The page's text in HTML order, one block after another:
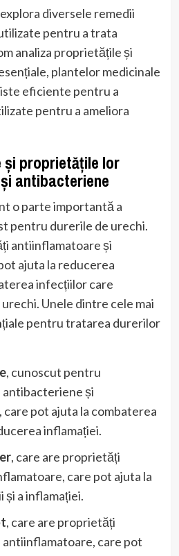
diversele remedii
pentru a trata
analiza proprietățile și
plantelor medicinale
eficiente pentru a
pentru a ameliora
și proprietățile lor
antibacteriene
o parte importantă a
pentru durerile de urechi.
antiinflamatoare și
ajuta la reducerea
infecțiilor care
Unele dintre cele mai
pentru tratarea durerilor
, cunoscut pentru
și
pot ajuta la combaterea
inflamației.
, care are proprietăți
care pot ajuta la
a inflamației.
, care are proprietăți
care pot